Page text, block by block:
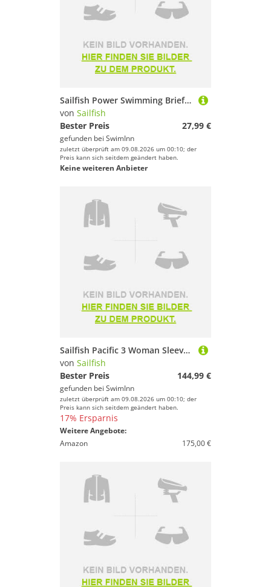
Sailfish Power Swimming Brief Schwarz XL Mann
von Sailfish
Bester Preis
27,99 €
gefunden bei SwimInn
zuletzt überprüft am 09.08.2026 um 00:10; der
Preis kann sich seitdem geändert haben.
Keine weiteren Anbieter
Sailfish Pacific 3 Woman Sleeveless Neoprene Wetsuit Grau XS Frau
von Sailfish
Bester Preis
144,99 €
gefunden bei SwimInn
zuletzt überprüft am 09.08.2026 um 00:10; der
Preis kann sich seitdem geändert haben.
17% Ersparnis
Weitere Angebote:
Amazon
175,00 €